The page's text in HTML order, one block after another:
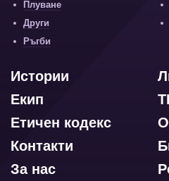
Плуване
Други
Ръгби
Истории
Екип
Етичен кодекс
Контакти
За нас